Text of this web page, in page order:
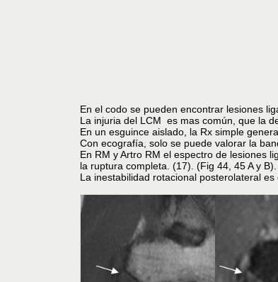
En el codo se pueden encontrar lesiones
La injuria del LCM es mas común, que la
En un esguince aislado, la Rx simple
Con ecografía, solo se puede valorar la
En RM y Artro RM el espectro de lesiones
la ruptura completa. (17). (Fig 44, 45 A y B).
La inestabilidad rotacional posterolateral